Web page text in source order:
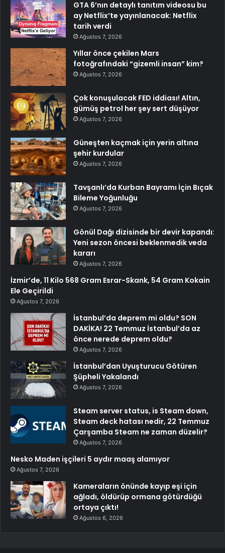
GTA 6’nın detaylı tanıtım videosu bu
ay Netflix’te yayınlanacak: Netflix
tarih verdi
Ağustos 7, 2026
Yıllar önce çekilen Mars
fotoğrafındaki “gizemli insan” kim?
Ağustos 7, 2026
Çok konuşulacak FED iddiası! Altın,
gümüş petrol her şey sert düşüyor
Ağustos 7, 2026
Güneşten kaçmak için yerin altına
şehir kurdular
Ağustos 7, 2026
Tavşanlı’da Kurban Bayramı İçin Bıçak
Bileme Yoğunluğu
Ağustos 7, 2026
Gönül Dağı dizisinde bir devir kapandı:
Yeni sezon öncesi beklenmedik veda
kararı
Ağustos 7, 2026
İzmir’de, 11 Kilo 568 Gram Esrar-Skank, 54 Gram Kokain
Ele Geçirildi
Ağustos 7, 2026
İstanbul’da deprem mi oldu? SON
DAKİKA! 22 Temmuz İstanbul’da az
önce nerede deprem oldu?
Ağustos 7, 2026
İstanbul’dan Uyuşturucu Götüren
Şüpheli Yakalandı
Ağustos 7, 2026
Steam server status, is Steam down,
Steam deck hatası nedir, 22 Temmuz
Çarşamba Steam ne zaman düzelir?
Ağustos 7, 2026
Nesko Maden işçileri 5 aydır maaş alamıyor
Ağustos 7, 2026
Kameraların önünde kayıp eşi için
ağladı, öldürüp ormana götürdüğü
ortaya çıktı!
Ağustos 6, 2026